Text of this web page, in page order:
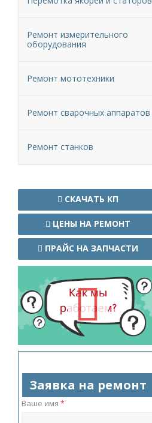
Ремонт измерительного
оборудования
Ремонт мототехники
Ремонт сварочных аппаратов
Ремонт станков
СКАЧАТЬ КП
ЦЕНЫ НА РЕМОНТ
ПРАЙС НА ЗАПЧАСТИ
Заявка на ремонт
Ваше имя *